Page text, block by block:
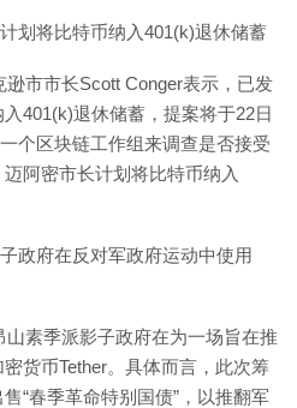
划将比特币纳入401(k)退休储蓄
市市长Scott Conger表示，已发
401(k)退休储蓄，提案将于22日
个区块链工作组来调查是否接受
阿密市长计划将比特币纳入
政府在反对军政府运动中使用
素季派影子政府在为一场旨在推
货币Tether。具体而言，此次筹
“春季革命特别国债”，以推翻军